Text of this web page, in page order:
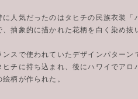
に人気だったのはタヒチの民族衣装「
抽象的に描かれた花柄を白く染め抜
ンスで使われていたデザインパターン
ヒチに持ち込まれ、後にハワイでアロ
柄が作られた。